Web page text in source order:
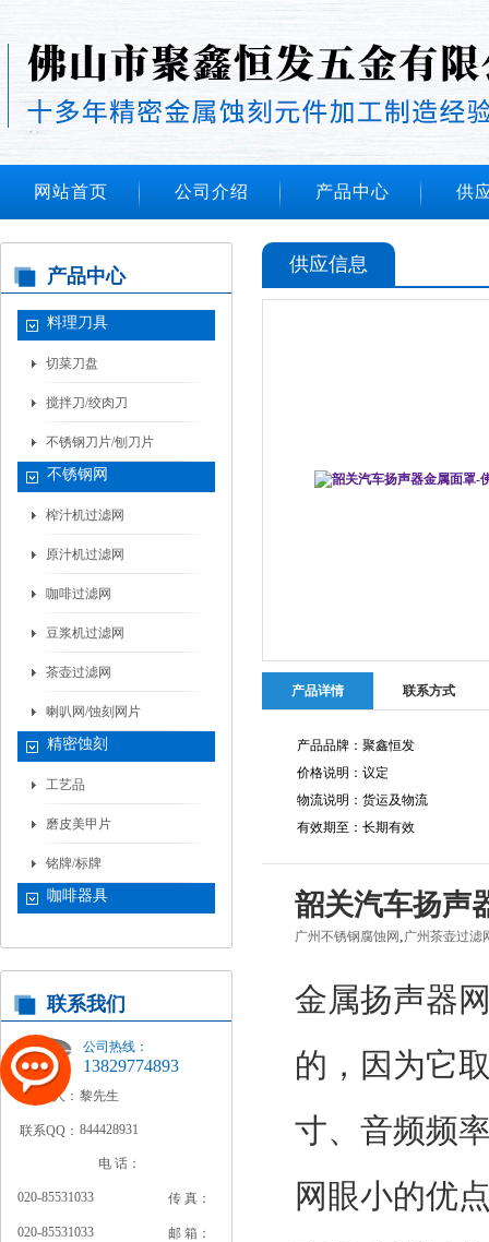
网站首页 公司介绍 产品中心 供
产品中心
料理刀具
切菜刀盘
搅拌刀/绞肉刀
不锈钢刀片/刨刀片
不锈钢网
榨汁机过滤网
原汁机过滤网
咖啡过滤网
豆浆机过滤网
茶壶过滤网
喇叭网/蚀刻网片
精密蚀刻
工艺品
磨皮美甲片
铭牌/标牌
咖啡器具
联系我们
公司热线：
13829774893
联系人： 黎先生
联系QQ： 844428931
电 话：
020-85531033 传 真：
020-85531033 邮 箱：
供应信息
产品详情 联系方式
产品品牌：聚鑫恒发
价格说明：议定
物流说明：货运及物流
有效期至：长期有效
韶关汽车扬声
广州不锈钢腐蚀网 ,广州茶壶过滤
金属扬声器
的，因为它
寸、音频频
网眼小的优